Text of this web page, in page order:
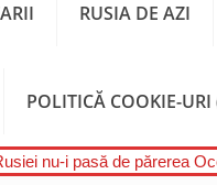
RUSIA DE AZI
POLITICĂ COOKIE-URI
nu-i pasă de părerea